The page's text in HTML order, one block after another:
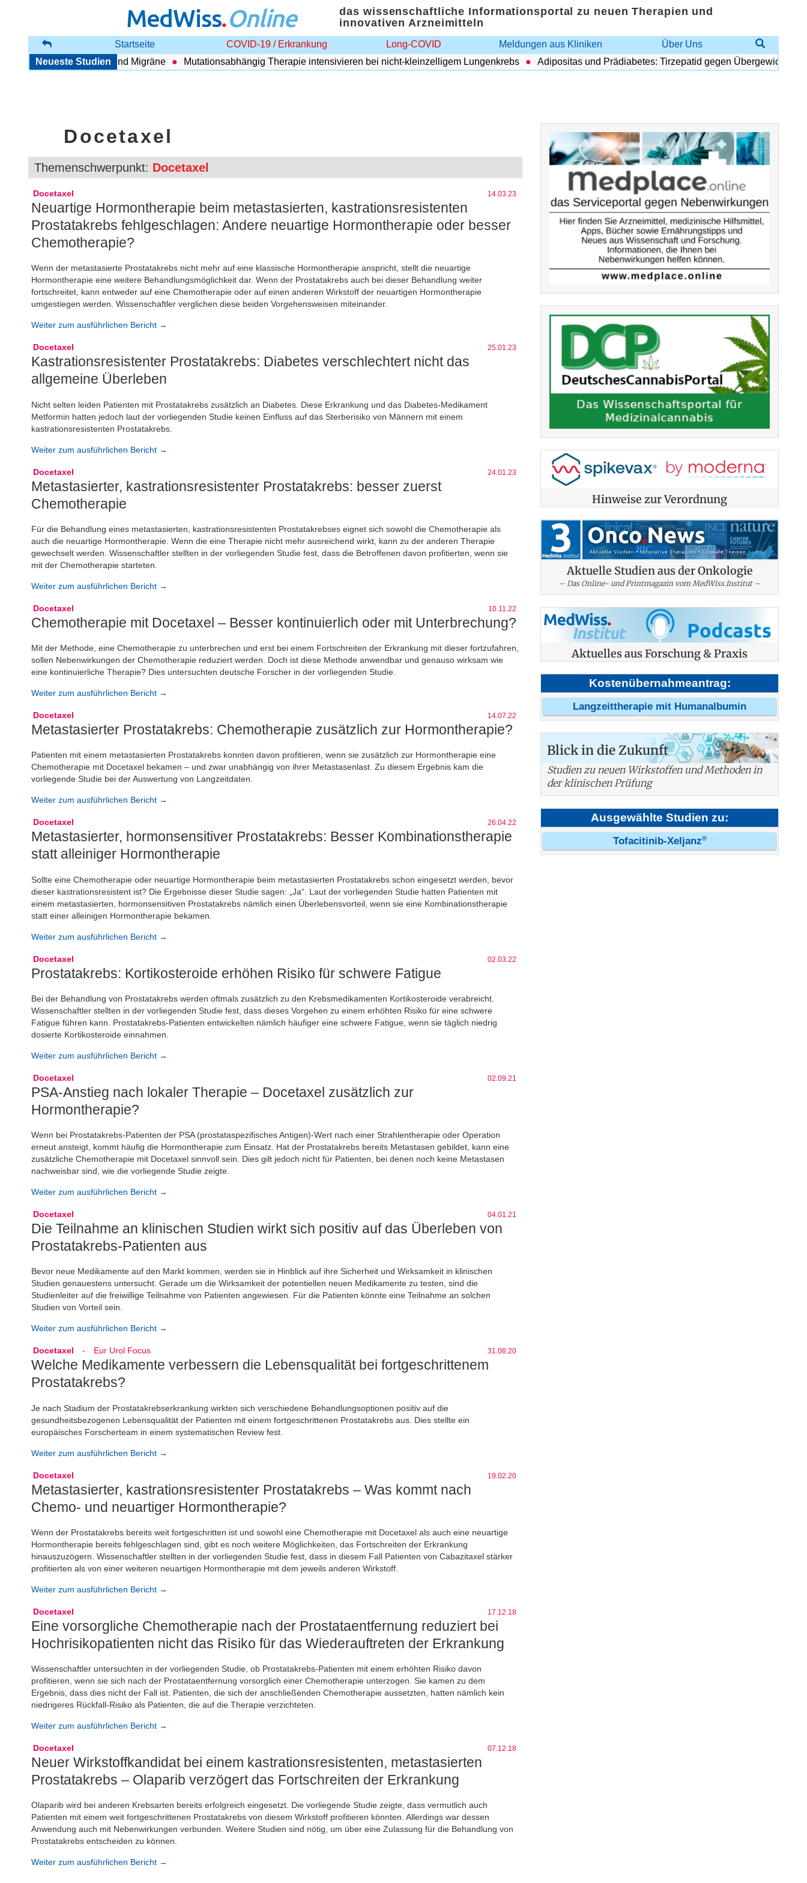
MedWiss.Online
das wissenschaftliche Informationsportal zu neuen Therapien und
innovativen Arzneimitteln
Startseite COVID-19 / Erkrankung Long-COVID Meldungen aus Kliniken
Über Uns
Neueste Studien
zwischen COPD und Migräne Mutationsabhängig Therapie intensivieren bei nicht-kleinzelligem Lungenkrebs Adipositas und Prädiabetes: Tirzepatid gegen Übergewicht und
Docetaxel
Themenschwerpunkt: Docetaxel
Docetaxel 14.03.23
Neuartige Hormontherapie beim metastasierten, kastrationsresistenten
Prostatakrebs fehlgeschlagen: Andere neuartige Hormontherapie oder besser
Chemotherapie?
Wenn der metastasierte Prostatakrebs nicht mehr auf eine klassische Hormontherapie anspricht, stellt die neuartige
Hormontherapie eine weitere Behandlungsmöglichkeit dar. Wenn der Prostatakrebs auch bei dieser Behandlung weiter
fortschreitet, kann entweder auf eine Chemotherapie oder auf einen anderen Wirkstoff der neuartigen Hormontherapie
umgestiegen werden. Wissenschaftler verglichen diese beiden Vorgehensweisen miteinander.
Weiter zum ausführlichen Bericht →
Docetaxel 25.01.23
Kastrationsresistenter Prostatakrebs: Diabetes verschlechtert nicht das
allgemeine Überleben
Nicht selten leiden Patienten mit Prostatakrebs zusätzlich an Diabetes. Diese Erkrankung und das Diabetes-Medikament
Metformin hatten jedoch laut der vorliegenden Studie keinen Einfluss auf das Sterberisiko von Männern mit einem
kastrationsresistenten Prostatakrebs.
Weiter zum ausführlichen Bericht →
Docetaxel 24.01.23
Metastasierter, kastrationsresistenter Prostatakrebs: besser zuerst
Chemotherapie
Für die Behandlung eines metastasierten, kastrationsresistenten Prostatakrebses eignet sich sowohl die Chemotherapie als
auch die neuartige Hormontherapie. Wenn die eine Therapie nicht mehr ausreichend wirkt, kann zu der anderen Therapie
gewechselt werden. Wissenschaftler stellten in der vorliegenden Studie fest, dass die Betroffenen davon profitierten, wenn sie
mit der Chemotherapie starteten.
Weiter zum ausführlichen Bericht →
Docetaxel 10.11.22
Chemotherapie mit Docetaxel – Besser kontinuierlich oder mit Unterbrechung?
Mit der Methode, eine Chemotherapie zu unterbrechen und erst bei einem Fortschreiten der Erkrankung mit dieser fortzufahren,
sollen Nebenwirkungen der Chemotherapie reduziert werden. Doch ist diese Methode anwendbar und genauso wirksam wie
eine kontinuierliche Therapie? Dies untersuchten deutsche Forscher in der vorliegenden Studie.
Weiter zum ausführlichen Bericht →
Docetaxel 14.07.22
Metastasierter Prostatakrebs: Chemotherapie zusätzlich zur Hormontherapie?
Patienten mit einem metastasierten Prostatakrebs konnten davon profitieren, wenn sie zusätzlich zur Hormontherapie eine
Chemotherapie mit Docetaxel bekamen – und zwar unabhängig von ihrer Metastasenlast. Zu diesem Ergebnis kam die
vorliegende Studie bei der Auswertung von Langzeitdaten.
Weiter zum ausführlichen Bericht →
Docetaxel 26.04.22
Metastasierter, hormonsensitiver Prostatakrebs: Besser Kombinationstherapie
statt alleiniger Hormontherapie
Sollte eine Chemotherapie oder neuartige Hormontherapie beim metastasierten Prostatakrebs schon eingesetzt werden, bevor
dieser kastrationsresistent ist? Die Ergebnisse dieser Studie sagen: „Ja“. Laut der vorliegenden Studie hatten Patienten mit
einem metastasierten, hormonsensitiven Prostatakrebs nämlich einen Überlebensvorteil, wenn sie eine Kombinationstherapie
statt einer alleinigen Hormontherapie bekamen.
Weiter zum ausführlichen Bericht →
Docetaxel 02.03.22
Prostatakrebs: Kortikosteroide erhöhen Risiko für schwere Fatigue
Bei der Behandlung von Prostatakrebs werden oftmals zusätzlich zu den Krebsmedikamenten Kortikosteroide verabreicht.
Wissenschaftler stellten in der vorliegenden Studie fest, dass dieses Vorgehen zu einem erhöhten Risiko für eine schwere
Fatigue führen kann. Prostatakrebs-Patienten entwickelten nämlich häufiger eine schwere Fatigue, wenn sie täglich niedrig
dosierte Kortikosteroide einnahmen.
Weiter zum ausführlichen Bericht →
Docetaxel 02.09.21
PSA-Anstieg nach lokaler Therapie – Docetaxel zusätzlich zur
Hormontherapie?
Wenn bei Prostatakrebs-Patienten der PSA (prostataspezifisches Antigen)-Wert nach einer Strahlentherapie oder Operation
erneut ansteigt, kommt häufig die Hormontherapie zum Einsatz. Hat der Prostatakrebs bereits Metastasen gebildet, kann eine
zusätzliche Chemotherapie mit Docetaxel sinnvoll sein. Dies gilt jedoch nicht für Patienten, bei denen noch keine Metastasen
nachweisbar sind, wie die vorliegende Studie zeigte.
Weiter zum ausführlichen Bericht →
Docetaxel 04.01.21
Die Teilnahme an klinischen Studien wirkt sich positiv auf das Überleben von
Prostatakrebs-Patienten aus
Bevor neue Medikamente auf den Markt kommen, werden sie in Hinblick auf ihre Sicherheit und Wirksamkeit in klinischen
Studien genauestens untersucht. Gerade um die Wirksamkeit der potentiellen neuen Medikamente zu testen, sind die
Studienleiter auf die freiwillige Teilnahme von Patienten angewiesen. Für die Patienten könnte eine Teilnahme an solchen
Studien von Vorteil sein.
Weiter zum ausführlichen Bericht →
Docetaxel - Eur Urol Focus 31.08.20
Welche Medikamente verbessern die Lebensqualität bei fortgeschrittenem
Prostatakrebs?
Je nach Stadium der Prostatakrebserkrankung wirkten sich verschiedene Behandlungsoptionen positiv auf die
gesundheitsbezogenen Lebensqualität der Patienten mit einem fortgeschrittenen Prostatakrebs aus. Dies stellte ein
europäisches Forscherteam in einem systematischen Review fest.
Weiter zum ausführlichen Bericht →
Docetaxel 19.02.20
Metastasierter, kastrationsresistenter Prostatakrebs – Was kommt nach
Chemo- und neuartiger Hormontherapie?
Wenn der Prostatakrebs bereits weit fortgeschritten ist und sowohl eine Chemotherapie mit Docetaxel als auch eine neuartige
Hormontherapie bereits fehlgeschlagen sind, gibt es noch weitere Möglichkeiten, das Fortschreiten der Erkrankung
hinauszuzögern. Wissenschaftler stellten in der vorliegenden Studie fest, dass in diesem Fall Patienten von Cabazitaxel stärker
profitierten als von einer weiteren neuartigen Hormontherapie mit dem jeweils anderen Wirkstoff.
Weiter zum ausführlichen Bericht →
Docetaxel 17.12.18
Eine vorsorgliche Chemotherapie nach der Prostataentfernung reduziert bei
Hochrisikopatienten nicht das Risiko für das Wiederauftreten der Erkrankung
Wissenschaftler untersuchten in der vorliegenden Studie, ob Prostatakrebs-Patienten mit einem erhöhten Risiko davon
profitieren, wenn sie sich nach der Prostataentfernung vorsorglich einer Chemotherapie unterzogen. Sie kamen zu dem
Ergebnis, dass dies nicht der Fall ist. Patienten, die sich der anschließenden Chemotherapie aussetzten, hatten nämlich kein
niedrigeres Rückfall-Risiko als Patienten, die auf die Therapie verzichteten.
Weiter zum ausführlichen Bericht →
Docetaxel 07.12.18
Neuer Wirkstoffkandidat bei einem kastrationsresistenten, metastasierten
Prostatakrebs – Olaparib verzögert das Fortschreiten der Erkrankung
Olaparib wird bei anderen Krebsarten bereits erfolgreich eingesetzt. Die vorliegende Studie zeigte, dass vermutlich auch
Patienten mit einem weit fortgeschrittenen Prostatakrebs von diesem Wirkstoff profitieren könnten. Allerdings war dessen
Anwendung auch mit Nebenwirkungen verbunden. Weitere Studien sind nötig, um über eine Zulassung für die Behandlung von
Prostatakrebs entscheiden zu können.
Weiter zum ausführlichen Bericht →
Hinweise zur Verordnung
Aktuelle Studien aus der Onkologie
– Das Online- und Printmagazin vom MedWiss.Institut –
Aktuelles aus Forschung & Praxis
Kostenübernahmeantrag:
Langzeittherapie mit Humanalbumin
Blick in die Zukunft
Studien zu neuen Wirkstoffen und Methoden in
der klinischen Prüfung
Ausgewählte Studien zu:
Tofacitinib-Xeljanz®